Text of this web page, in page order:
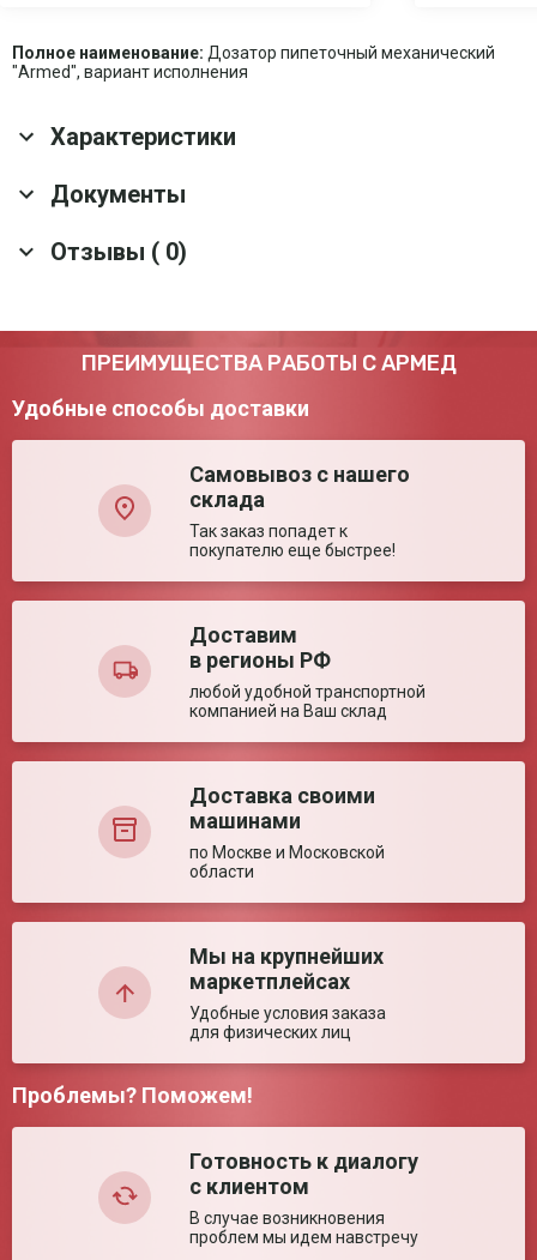
Полное наименование: Дозатор пипеточный механический
"Armed", вариант исполнения
Характеристики
Основные характеристики
Срок службы
Сброс; Прямое дозирование; Обратное
Транспортные характеристики
транспортной
46*38.5*30.5 см
Габариты упаковки
30*8.1*4.3 см
Объем (ед)
0.001 м³
Упаковка (ед)
Картонная коробка
10.5 кг
Технические характеристики
Размер (± 5%)
255*60/35*25 мм
дозатора
Усилие нажатия
25 Н
Габаритные размеры
наконечника ØхД
5,8/45 мм
20 мм
Количество каналов
1
Варианты
Прямое и обратное
Ключевые преимущества
Фиксированный ообъём; 2 режима
Документы
Скачать все документы
Регистрационное удостоверение РЗН
Отзывы ( 0)
Оставить отзыв
Ваша оценка:
Недостатки:
ПРЕИМУЩЕСТВА РАБОТЫ С АРМЕД
Удобные способы доставки
Самовывоз с нашего
склада
Так заказ попадет к
покупателю еще быстрее!
Доставим
в регионы РФ
любой удобной транспортной
компанией на Ваш склад
Доставка своими
машинами
по Москве и Московской
области
Мы на крупнейших
маркетплейсах
Удобные условия заказа
для физических лиц
Проблемы? Поможем!
Готовность к диалогу
с клиентом
В случае возникновения
проблем мы идем навстречу